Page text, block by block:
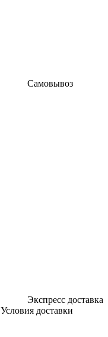
Самовывоз
Экспресс доставка
Условия доставки